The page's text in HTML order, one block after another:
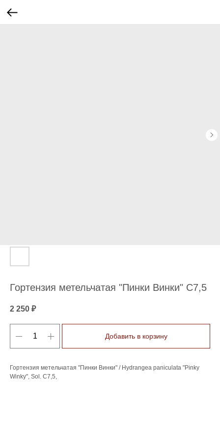
Гортензия метельчатая "Пинки Винки" С7,5
2 250 ₽
Добавить в корзину
Гортензия метельчатая "Пинки Винки" / Hydrangea paniculata "Pinky
Winky", Sol. C7,5,